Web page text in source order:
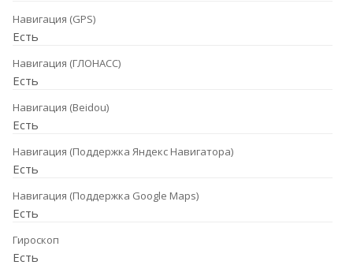
Навигация (GPS)
Есть
Навигация (ГЛОНАСС)
Есть
Навигация (Beidou)
Есть
Навигация (Поддержка Яндекс Навигатора)
Есть
Навигация (Поддержка Google Maps)
Есть
Гироскоп
Есть